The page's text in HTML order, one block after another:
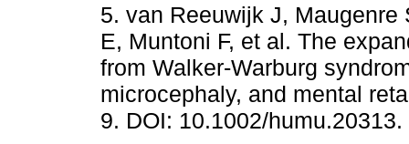
5. van Reeuwijk J,
E, Muntoni F, et al. The
from Walker-Warburg
microcephaly, and mental
9. DOI: 10.1002/